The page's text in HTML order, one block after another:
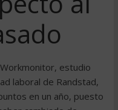
estudio
laboral de Randstad,
en un año, puesto